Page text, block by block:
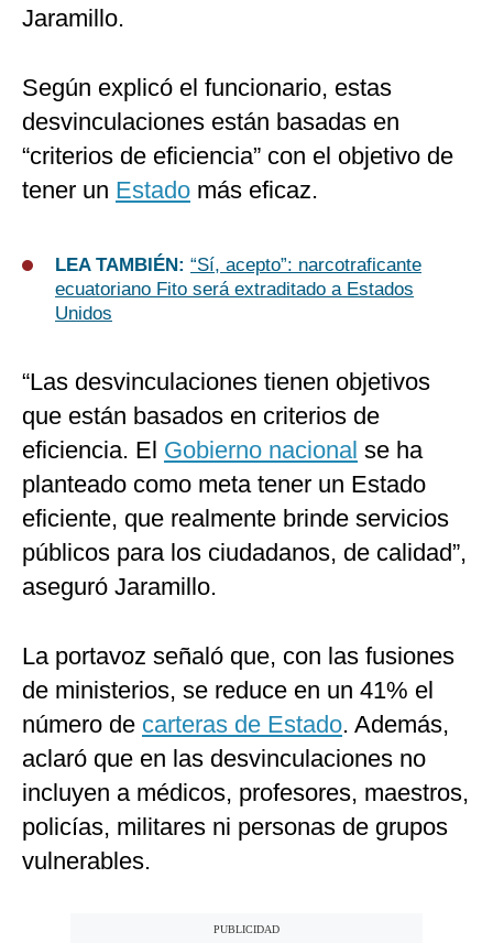
Jaramillo.
Según explicó el funcionario, estas
desvinculaciones están basadas en
“criterios de eficiencia” con el objetivo de
tener un Estado más eficaz.
LEA TAMBIÉN: “Sí, acepto”: narcotraficante
ecuatoriano Fito será extraditado a Estados
Unidos
“Las desvinculaciones tienen objetivos
que están basados en criterios de
eficiencia. El Gobierno nacional se ha
planteado como meta tener un Estado
eficiente, que realmente brinde servicios
públicos para los ciudadanos, de calidad”,
aseguró Jaramillo.
La portavoz señaló que, con las fusiones
de ministerios, se reduce en un 41% el
número de carteras de Estado. Además,
aclaró que en las desvinculaciones no
incluyen a médicos, profesores, maestros,
policías, militares ni personas de grupos
vulnerables.